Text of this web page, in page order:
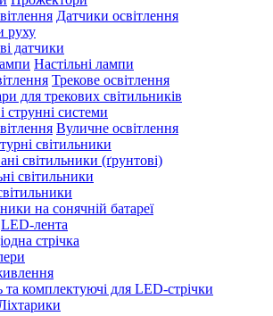
Датчики освітлення
руху
датчики
Настільні лампи
Трекове освітлення
для трекових світильників
струнні системи
Вуличне освітлення
світильники
світильники (ґрунтові)
світильники
на сонячній батареї
LED-лента
стрічка
та комплектуючі для LED-стрічки